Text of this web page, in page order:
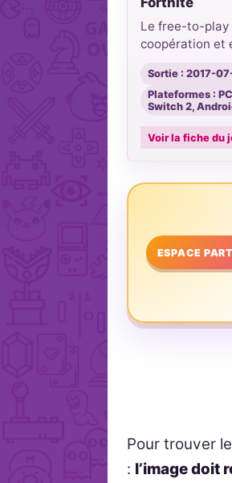
Le free-to-play
coopération et
Sortie : 2017-
Plateformes :
Switch 2,
Voir la fiche du
ESPACE
Pour trouver
: l’image doit